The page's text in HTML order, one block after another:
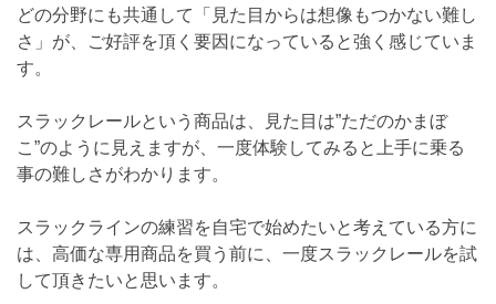
どの分野にも共通して「見た目からは想像もつかない難し
さ」が、ご好評を頂く要因になっていると強く感じていま
す。
スラックレールという商品は、見た目は”ただのかまぼ
こ”のように見えますが、一度体験してみると上手に乗る
事の難しさがわかります。
スラックラインの練習を自宅で始めたいと考えている方に
は、高価な専用商品を買う前に、一度スラックレールを試
して頂きたいと思います。